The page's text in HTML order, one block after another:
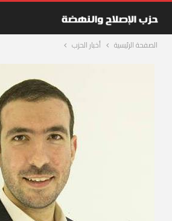
الصفحة الرئيسية أخبار الحزب